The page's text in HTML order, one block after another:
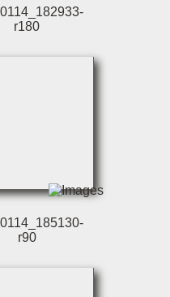
r180
r90